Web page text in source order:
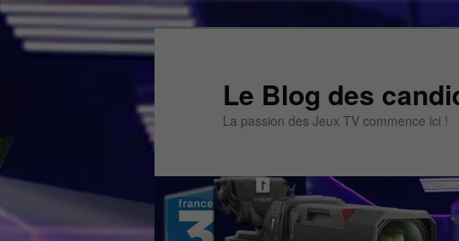
Aller
Aller
Le Blog des
La passion des Jeux TV commence ici !